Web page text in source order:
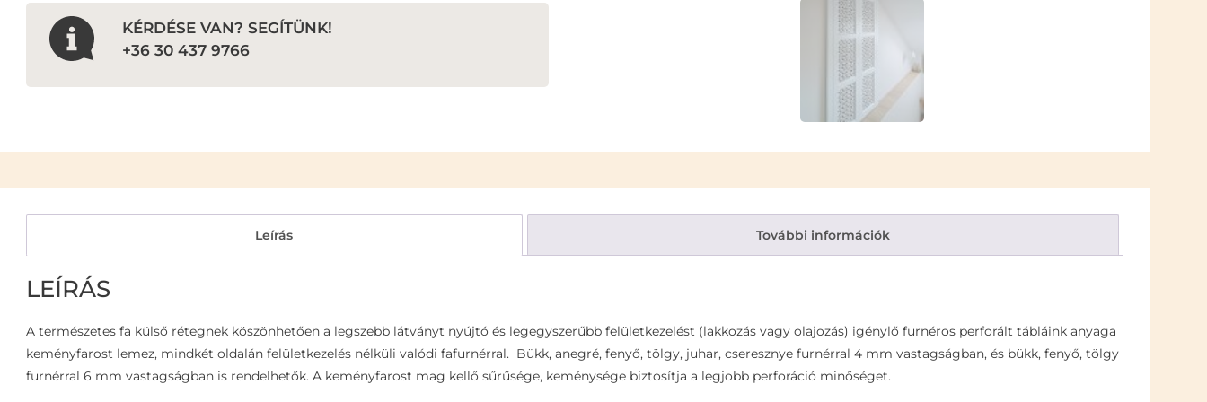
KÉRDÉSE VAN? SEGÍTÜNK!
+36 30 437 9766
Leírás További információk
LEÍRÁS
A természetes fa külső rétegnek köszönhetően a legszebb látványt nyújtó és legegyszerűbb felületkezelést (lakkozás vagy olajozás) igénylő furnéros perforált tábláink anyaga
keményfarost lemez, mindkét oldalán felületkezelés nélküli valódi fafurnérral. Bükk, anegré, fenyő, tölgy, juhar, cseresznye furnérral 4 mm vastagságban, és bükk, fenyő, tölgy
furnérral 6 mm vastagságban is rendelhetők. A keményfarost mag kellő sűrűsége, keménysége biztosítja a legjobb perforáció minőséget.